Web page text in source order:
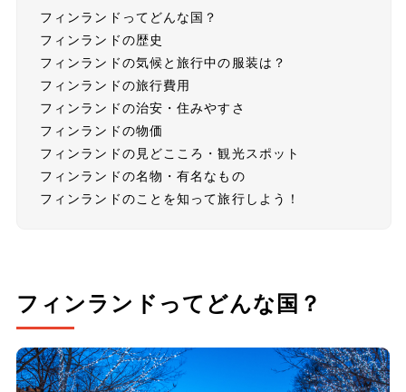
フィンランドってどんな国？
フィンランドの歴史
フィンランドの気候と旅行中の服装は？
フィンランドの旅行費用
フィンランドの治安・住みやすさ
フィンランドの物価
フィンランドの見どこころ・観光スポット
フィンランドの名物・有名なもの
フィンランドのことを知って旅行しよう！
フィンランドってどんな国？